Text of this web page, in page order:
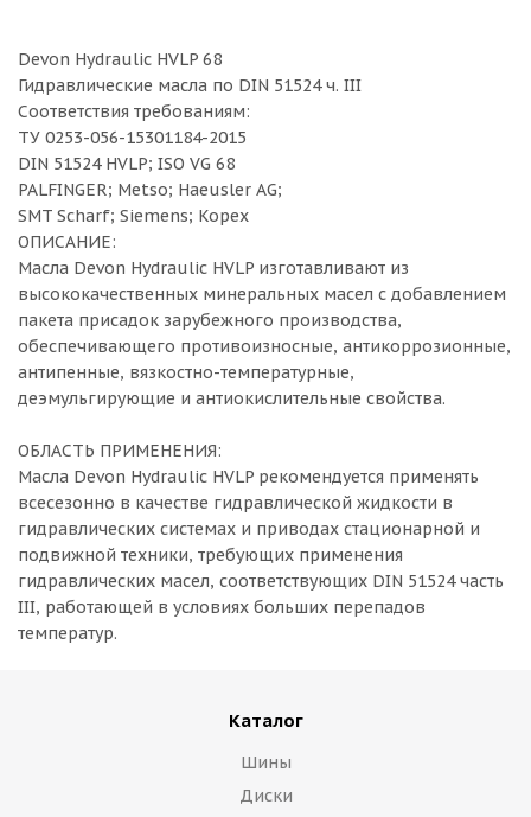
Devon Hydraulic HVLP 68
Гидравлические масла по DIN 51524 ч. III
Соответствия требованиям:
ТУ 0253-056-15301184-2015
DIN 51524 HVLP; ISO VG 68
PALFINGER; Metso; Haeusler AG;
SMT Scharf; Siemens; Kopex
ОПИСАНИЕ:
Масла Devon Hydraulic HVLP изготавливают из
высококачественных минеральных масел с добавлением
пакета присадок зарубежного производства,
обеспечивающего противоизносные, антикоррозионные,
антипенные, вязкостно-температурные,
деэмульгирующие и антиокислительные свойства.
ОБЛАСТЬ ПРИМЕНЕНИЯ:
Масла Devon Hydraulic HVLP рекомендуется применять
всесезонно в качестве гидравлической жидкости в
гидравлических системах и приводах стационарной и
подвижной техники, требующих применения
гидравлических масел, соответствующих DIN 51524 часть
III, работающей в условиях больших перепадов
температур.
Каталог
Шины
Диски